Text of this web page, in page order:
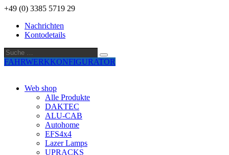
+49 (0) 3385 5719 29
Nachrichten
Kontodetails
Suche
…
Suche
FAHRWERKKONFIGURATOR
Web shop
Alle Produkte
DAKTEC
ALU-CAB
Autohome
EFS4x4
Lazer Lamps
UPRACKS